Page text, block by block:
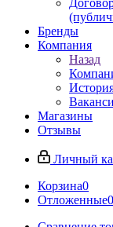
Бренды
Компания
Назад
Магазины
Отзывы
Личный
Корзина0
Отложенные0